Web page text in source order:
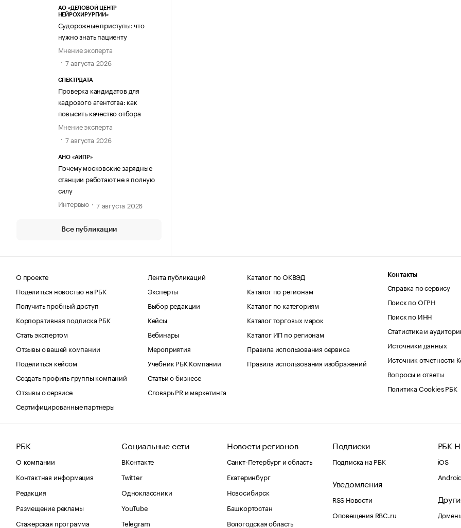
АО «ДЕЛОВОЙ ЦЕНТР
НЕЙРОХИРУРГИИ»
Судорожные приступы: что
нужно знать пациенту
Мнение эксперта
7 августа 2026
СПЕКТРДАТА
Проверка кандидатов для
кадрового агентства: как
повысить качество отбора
Мнение эксперта
7 августа 2026
АНО «АИПР»
Почему московские зарядные
станции работают не в полную
силу
Интервью
7 августа 2026
Все публикации
О проекте
Поделиться новостью на РБК
Получить пробный доступ
Корпоративная подписка РБК
Стать экспертом
Отзывы о вашей компании
Поделиться кейсом
Создать профиль группы компаний
Отзывы о сервисе
Сертифицированные партнеры
Лента публикаций
Эксперты
Выбор редакции
Кейсы
Вебинары
Мероприятия
Учебник РБК Компании
Статьи о бизнесе
Словарь PR и маркетинга
Каталог по ОКВЭД
Каталог по регионам
Каталог по категориям
Каталог торговых марок
Каталог ИП по регионам
Правила использования сервиса
Правила использования изображений
Контакты
Справка по сервису
Поиск по ОГРН
Поиск по ИНН
Статистика и
Источники данных
Источник отчетности
Вопросы и ответы
Политика Cookies РБК
РБК
О компании
Контактная информация
Редакция
Размещение рекламы
Стажерская программа
Социальные сети
ВКонтакте
Twitter
Одноклассники
YouTube
Telegram
Новости регионов
Санкт-Петербург и область
Екатеринбург
Новосибирск
Башкортостан
Вологодская область
Подписки
Подписка на РБК
Уведомления
RSS Новости
Оповещения RBC.ru
РБК
iOS